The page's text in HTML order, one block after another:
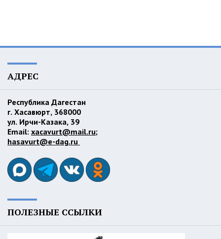
АДРЕС
Республика Дагестан
г. Хасавюрт, 368000
ул. Ирчи-Казака, 39
Email: xacavurt@mail.ru;
hasavurt@e-dag.ru
ПОЛЕЗНЫЕ ССЫЛКИ